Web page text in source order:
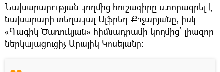
Նախարարության կողմից հուշագիրը ստորագրել է
նախարարի տեղակալ Ալֆրեդ Քոչարյանը, իսկ
«Գագիկ Ծառուկյան» հիմնադրամի կողմից՝ լիազոր
ներկայացուցիչ Արայիկ Կոսեյանը: